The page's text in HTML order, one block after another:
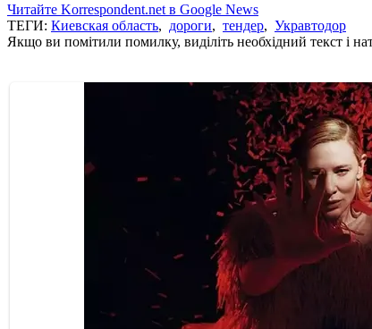
Читайте Korrespondent.net в Google News
ТЕГИ: Киевская область, дороги, тендер, Укравтодор
Якщо ви помітили помилку, виділіть необхідний текст і